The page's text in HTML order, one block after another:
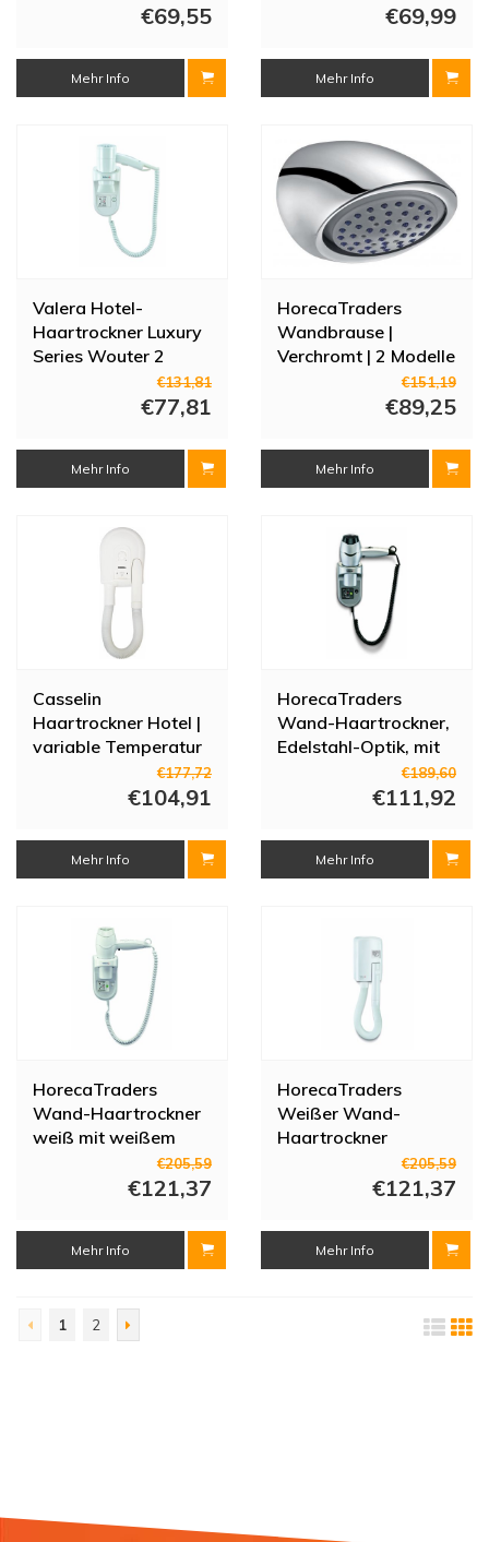
€69,55
Mehr Info
€69,99
Mehr Info
Valera Hotel-
Haartrockner Luxury
Series Wouter 2
€131,81
€77,81
Mehr Info
HorecaTraders
Wandbrause |
Verchromt | 2 Modelle
€151,19
€89,25
Mehr Info
Casselin
Haartrockner Hotel |
variable Temperatur
€177,72
€104,91
Mehr Info
HorecaTraders
Wand-Haartrockner,
Edelstahl-Optik, mit
€189,60
€111,92
Mehr Info
HorecaTraders
Wand-Haartrockner
weiß mit weißem
€205,59
€121,37
Mehr Info
HorecaTraders
Weißer Wand-
Haartrockner
€205,59
€121,37
Mehr Info
1 2